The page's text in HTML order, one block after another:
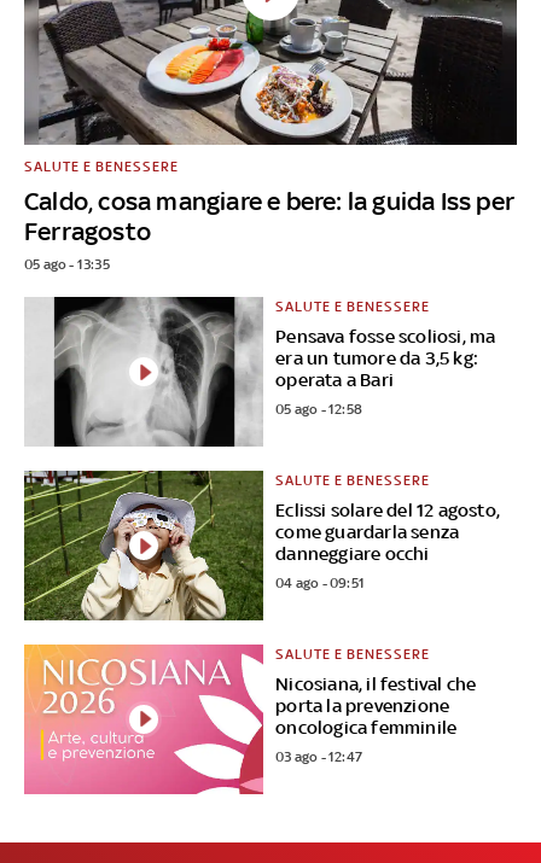
Caldo, cosa mangiare e bere: la guida Iss per
Ferragosto
SALUTE E BENESSERE
05 ago - 13:35
Pensava fosse scoliosi, ma
era un tumore da 3,5 kg:
operata a Bari
SALUTE E BENESSERE
05 ago - 12:58
Eclissi solare del 12 agosto,
come guardarla senza
danneggiare occhi
SALUTE E BENESSERE
04 ago - 09:51
Nicosiana, il festival che
porta la prevenzione
oncologica femminile
SALUTE E BENESSERE
03 ago - 12:47